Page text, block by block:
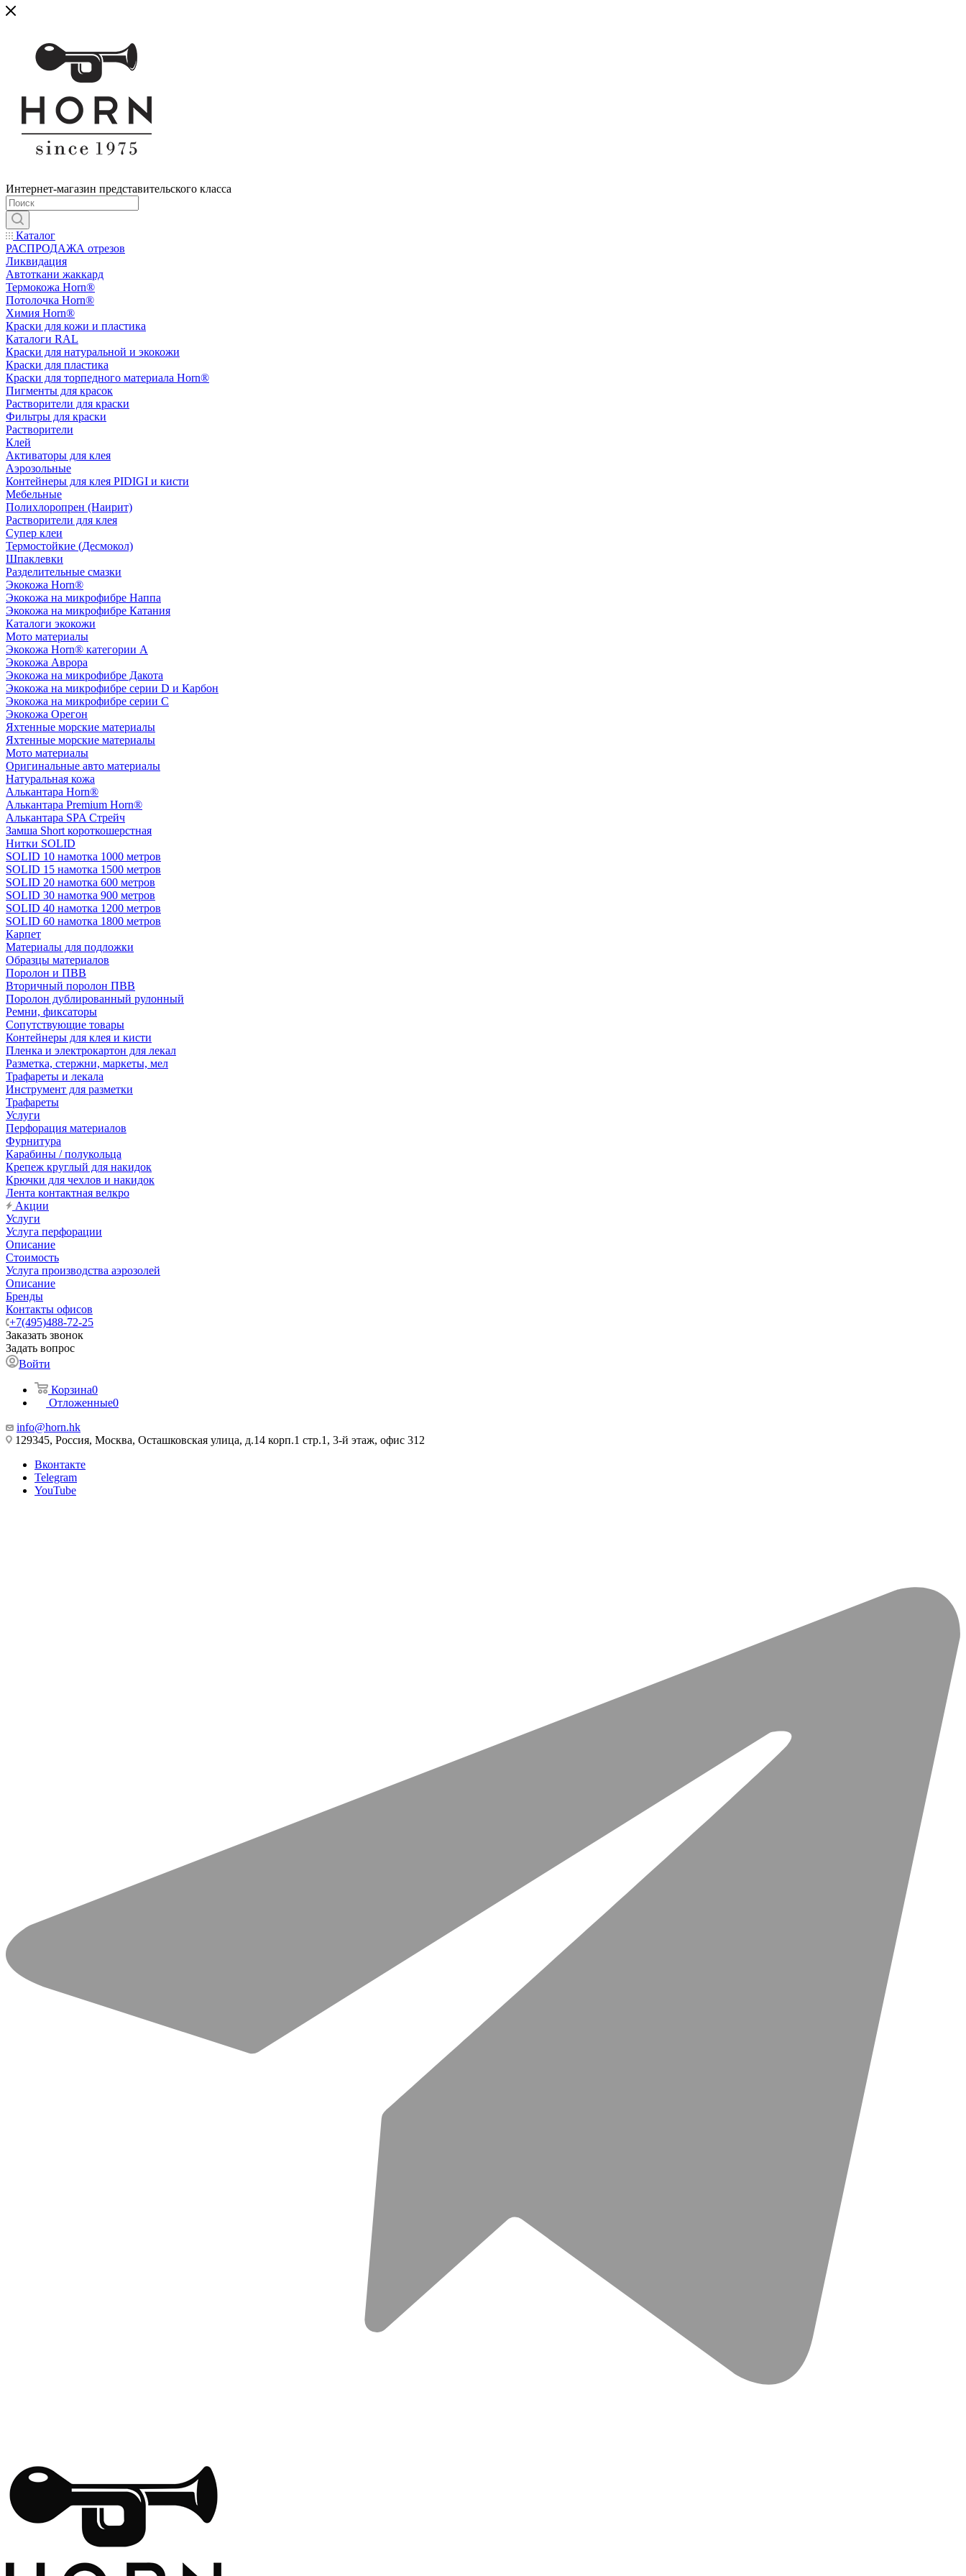
Интернет-магазин представительского класса
Каталог
РАСПРОДАЖА отрезов
Ликвидация
Автоткани жаккард
Термокожа Horn®
Потолочка Horn®
Химия Horn®
Краски для кожи и пластика
Каталоги RAL
Краски для натуральной и экокожи
Краски для пластика
Краски для торпедного материала Horn®
Пигменты для красок
Растворители для краски
Фильтры для краски
Растворители
Клей
Активаторы для клея
Аэрозольные
Контейнеры для клея PIDIGI и кисти
Мебельные
Полихлоропрен (Наирит)
Растворители для клея
Супер клеи
Термостойкие (Десмокол)
Шпаклевки
Разделительные смазки
Экокожа Horn®
Экокожа на микрофибре Наппа
Экокожа на микрофибре Катания
Каталоги экокожи
Мото материалы
Экокожа Horn® категории A
Экокожа Аврора
Экокожа на микрофибре Дакота
Экокожа на микрофибре серии D и Карбон
Экокожа на микрофибре серии С
Экокожа Орегон
Яхтенные морские материалы
Яхтенные морские материалы
Мото материалы
Оригинальные авто материалы
Натуральная кожа
Алькантара Horn®
Алькантара Premium Horn®
Алькантара SPA Стрейч
Замша Short короткошерстная
Нитки SOLID
SOLID 10 намотка 1000 метров
SOLID 15 намотка 1500 метров
SOLID 20 намотка 600 метров
SOLID 30 намотка 900 метров
SOLID 40 намотка 1200 метров
SOLID 60 намотка 1800 метров
Карпет
Материалы для подложки
Образцы материалов
Поролон и ПВВ
Вторичный поролон ПВВ
Поролон дублированный рулонный
Ремни, фиксаторы
Сопутствующие товары
Контейнеры для клея и кисти
Пленка и электрокартон для лекал
Разметка, стержни, маркеты, мел
Трафареты и лекала
Инструмент для разметки
Трафареты
Услуги
Перфорация материалов
Фурнитура
Карабины / полукольца
Крепеж круглый для накидок
Крючки для чехлов и накидок
Лента контактная велкро
Акции
Услуги
Услуга перфорации
Описание
Стоимость
Услуга производства аэрозолей
Описание
Бренды
Контакты офисов
+7(495)488-72-25
Заказать звонок
Задать вопрос
Войти
Корзина0
Отложенные0
info@horn.hk
129345, Россия, Москва, Осташковская улица, д.14 корп.1 стр.1, 3-й этаж, офис 312
Вконтакте
Telegram
YouTube